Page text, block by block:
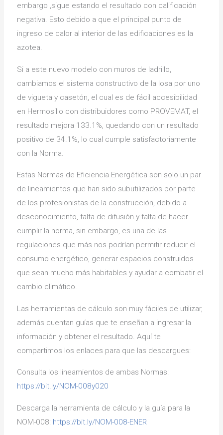
embargo ,sigue estando el resultado con calificación
negativa. Esto debido a que el principal punto de
ingreso de calor al interior de las edificaciones es la
azotea.
Si a este nuevo modelo con muros de ladrillo,
cambiamos el sistema constructivo de la losa por uno
de vigueta y casetón, el cual es de fácil accesibilidad
en Hermosillo con distribuidores como PROVEMAT, el
resultado mejora 133.1%, quedando con un resultado
positivo de 34.1%, lo cual cumple satisfactoriamente
con la Norma.
Estas Normas de Eficiencia Energética son solo un par
de lineamientos que han sido subutilizados por parte
de los profesionistas de la construcción, debido a
desconocimiento, falta de difusión y falta de hacer
cumplir la norma, sin embargo, es una de las
regulaciones que más nos podrían permitir reducir el
consumo energético, generar espacios construidos
que sean mucho más habitables y ayudar a combatir el
cambio climático.
Las herramientas de cálculo son muy fáciles de utilizar,
además cuentan guías que te enseñan a ingresar la
información y obtener el resultado. Aquí te
compartimos los enlaces para que las descargues:
Consulta los lineamientos de ambas Normas:
https://bit.ly/NOM-008y020
Descarga la herramienta de cálculo y la guía para la
NOM-008: https://bit.ly/NOM-008-ENER